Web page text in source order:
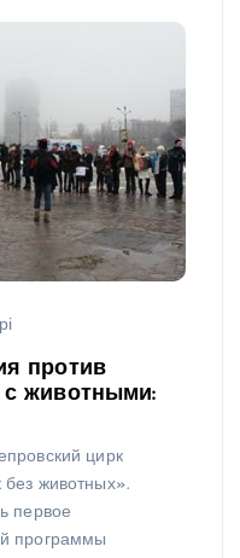
против
с животными:
цирк
животных».
первое
программы